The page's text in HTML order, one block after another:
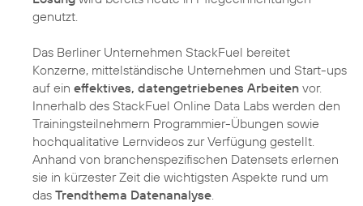
genutzt.
Das Berliner Unternehmen StackFuel bereitet
Konzerne, mittelständische Unternehmen und Start-ups
auf ein effektives, datengetriebenes Arbeiten vor.
Innerhalb des StackFuel Online Data Labs werden den
Trainingsteilnehmern Programmier-Übungen sowie
hochqualitative Lernvideos zur Verfügung gestellt.
Anhand von branchenspezifischen Datensets erlernen
sie in kürzester Zeit die wichtigsten Aspekte rund um
das Trendthema Datenanalyse